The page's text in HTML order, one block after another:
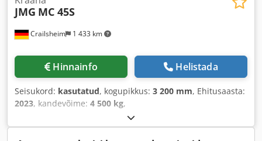
Crailsheim 1 433 km
JMG MC 45S
Hinnainfo Helistada
Seisukord: kasutatud, kogupikkus: 3 200 mm, Ehitusaasta:
2023, kandevõime: 4 500 kg,